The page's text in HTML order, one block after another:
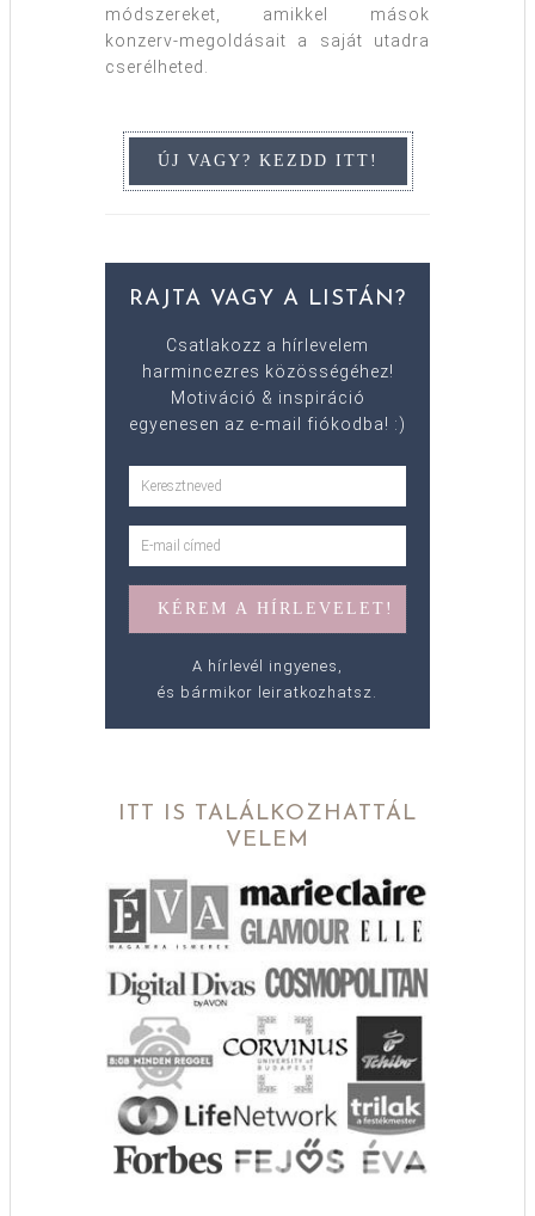
módszereket, amikkel mások
konzerv-megoldásait a saját utadra
cserélheted.
RAJTA VAGY A LISTÁN?
Csatlakozz a hírlevelem
harmincezres közösségéhez!
Motiváció & inspiráció
egyenesen az e-mail fiókodba! :)
A hírlevél ingyenes,
és bármikor leiratkozhatsz.
ITT IS TALÁLKOZHATTÁL
VELEM